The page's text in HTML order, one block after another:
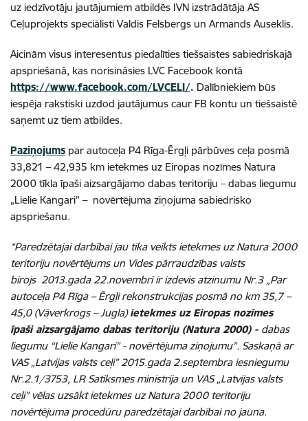
uz iedzīvotāju jautājumiem atbildēs IVN izstrādātāja AS
Ceļuprojekts speciālisti Valdis Felsbergs un Armands Auseklis.
Aicinām visus interesentus piedalīties tiešsaistes sabiedriskajā
apspriešanā, kas norisināsies LVC Facebook kontā
https://www.facebook.com/LVCELI/. Dalībniekiem būs
iespēja rakstiski uzdod jautājumus caur FB kontu un tiešsaistē
saņemt uz tiem atbildes.
Paziņojums par autoceļa P4 Rīga-Ērgļi pārbūves ceļa posmā
33,821 – 42,935 km ietekmes uz Eiropas nozīmes Natura
2000 tīkla īpaši aizsargājamo dabas teritoriju – dabas liegumu
„Lielie Kangari” – novērtējuma ziņojuma sabiedrisko
apspriešanu.
*Paredzētajai darbībai jau tika veikts ietekmes uz Natura 2000
teritoriju novērtējums un Vides pārraudzības valsts
birojs 2013.gada 22.novembrī ir izdevis atzinumu Nr.3 „Par
autoceļa P4 Rīga – Ērgļi rekonstrukcijas posmā no km 35,7 –
45,0 (Vāverkrogs – Jugla) ietekmes uz Eiropas nozīmes
īpaši aizsargājamo dabas teritoriju (Natura 2000) - dabas
liegumu “Lielie Kangari” - novērtējuma ziņojumu”. Saskaņā ar
VAS „Latvijas valsts ceļi” 2015.gada 2.septembra iesniegumu
Nr.2.1/3753, LR Satiksmes ministrija un VAS „Latvijas valsts
ceļi” vēlas uzsākt ietekmes uz Natura 2000 teritoriju
novērtējuma procedūru paredzētajai darbībai no jauna.